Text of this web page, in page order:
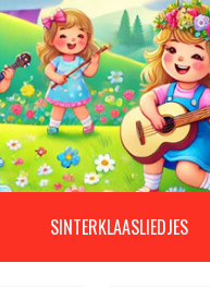
SINTERKLAASLIEDJES